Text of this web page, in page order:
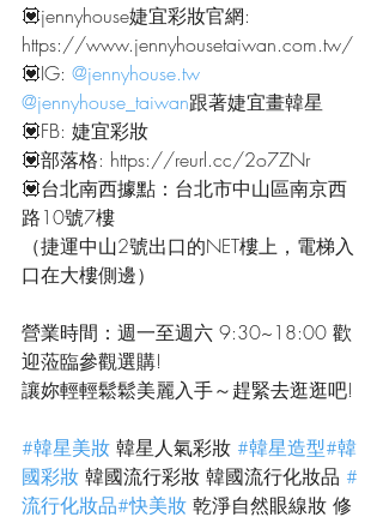
💟jennyhouse婕宜彩妝官網:
https://www.jennyhousetaiwan.com.tw/
💟IG: @jennyhouse.tw
@jennyhouse_taiwan跟著婕宜畫韓星
💟FB: 婕宜彩妝
💟部落格: https://reurl.cc/2o7ZNr
💟台北南西據點：台北市中山區南京西
路10號7樓
（捷運中山2號出口的NET樓上，電梯入
口在大樓側邊）
營業時間：週一至週六 9:30~18:00 歡
迎蒞臨參觀選購!
讓妳輕輕鬆鬆美麗入手～趕緊去逛逛吧!
#韓星美妝 韓星人氣彩妝 #韓星造型#韓
國彩妝 韓國流行彩妝 韓國流行化妝品 #
流行化妝品#快美妝 乾淨自然眼線妝 修